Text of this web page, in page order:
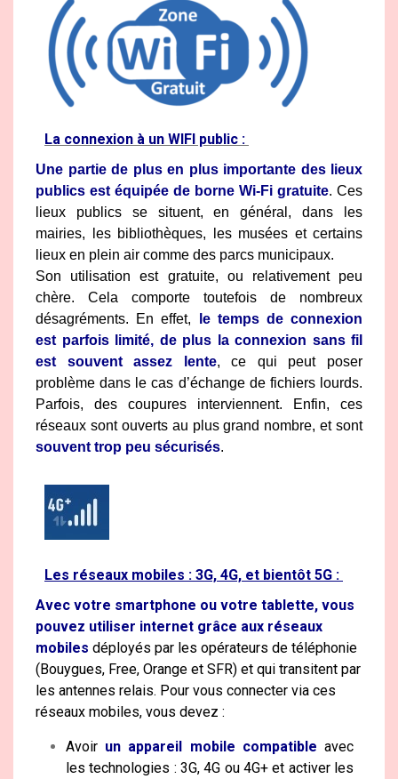
La connexion à un WIFI public :
Une partie de plus en plus importante des lieux
publics est équipée de borne Wi-Fi gratuite. Ces
lieux publics se situent, en général, dans les
mairies, les bibliothèques, les musées et certains
lieux en plein air comme des parcs municipaux.
Son utilisation est gratuite, ou relativement peu
chère. Cela comporte toutefois de nombreux
désagréments. En effet,
le temps de connexion
est parfois limité, de plus la connexion sans fil
est souvent assez lente, ce qui peut poser
problème dans le cas d’échange de fichiers lourds.
Parfois, des coupures interviennent. Enfin, ces
réseaux sont ouverts au plus grand nombre, et sont
souvent trop peu sécurisés.
Les réseaux mobiles : 3G, 4G, et bientôt 5G :
Avec votre smartphone ou votre tablette, vous
pouvez utiliser internet grâce aux réseaux
mobiles déployés par les opérateurs de téléphonie
(Bouygues, Free, Orange et SFR) et qui transitent par
les antennes relais. Pour vous connecter via ces
réseaux mobiles, vous devez :
Avoir un appareil mobile compatible avec
les technologies : 3G, 4G ou 4G+ et activer les